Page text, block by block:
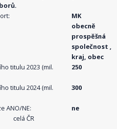
MK
obecně
prospěšná
společnost ,
kraj, obec
titulu 2023 (mil.
250
titulu 2024 (mil.
300
ANO/NE:
ne
celá ČR